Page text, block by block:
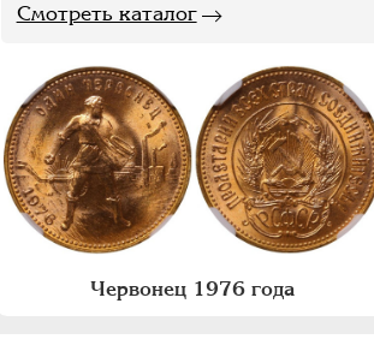
Смотреть каталог
Червонец 1976 года